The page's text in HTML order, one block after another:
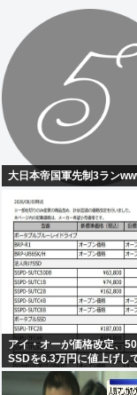
大日本帝国軍先制3ラン
アイ・オーが価格改定、
SSDを6.3万円に値上げし
元の値段3.4万からほぼ2